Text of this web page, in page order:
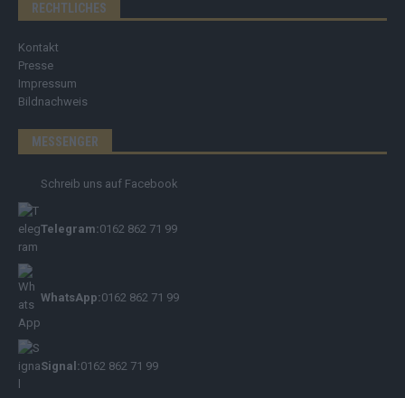
RECHTLICHES
Kontakt
Presse
Impressum
Bildnachweis
MESSENGER
Schreib uns auf Facebook
Telegram:0162 862 71 99
WhatsApp:0162 862 71 99
Signal:0162 862 71 99